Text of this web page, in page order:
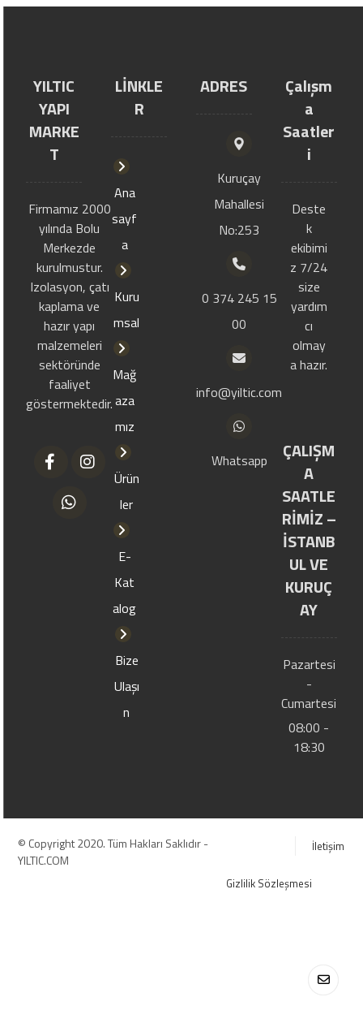
YILTIC
YAPI
MARKE
T
Firmamız 2000
yılında Bolu
Merkezde
kurulmustur.
Izolasyon, çatı
kaplama ve
hazır yapı
malzemeleri
sektöründe
faaliyet
göstermektedir.
LİNKLE
R
Ana
sayf
a
Kuru
msal
Mağ
aza
mız
Ürün
ler
E-
Kat
alog
Bize
Ulaşı
n
ADRES
Kuruçay
Mahallesi
No:253
0 374 245 15
00
info@yiltic.com
Whatsapp
Çalışm
a
Saatler
i
Deste
k
ekibimi
z 7/24
size
yardım
cı
olmay
a hazır.
ÇALIŞM
A
SAATLE
RİMİZ –
İSTANB
UL VE
KURUÇ
AY
Pazartesi
-
Cumartesi
08:00 -
18:30
© Copyright 2020. Tüm Hakları Saklıdır -
YILTIC.COM
İletişim
Gizlilik Sözleşmesi